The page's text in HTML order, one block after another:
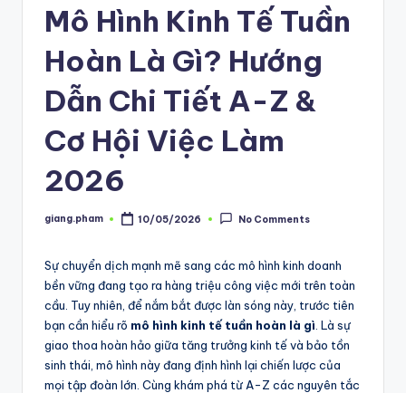
Mô Hình Kinh Tế Tuần
Hoàn Là Gì? Hướng
Dẫn Chi Tiết A-Z &
Cơ Hội Việc Làm
2026
Posted
giang.pham 10/05/2026 No Comments
Sự chuyển dịch mạnh mẽ sang các mô hình kinh doanh
bền vững đang tạo ra hàng triệu công việc mới trên toàn
cầu. Tuy nhiên, để nắm bắt được làn sóng này, trước tiên
bạn cần hiểu rõ mô hình kinh tế tuần hoàn là gì . Là sự
giao thoa hoàn hảo giữa tăng trưởng kinh tế và bảo tồn
sinh thái, mô hình này đang định hình lại chiến lược của
mọi tập đoàn lớn. Cùng khám phá từ A-Z các nguyên tắc